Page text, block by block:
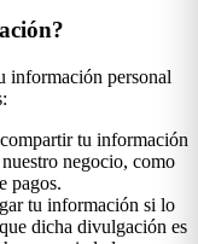
información personal
tu información
negocio, como
pagos.
tu información si lo
dicha divulgación es